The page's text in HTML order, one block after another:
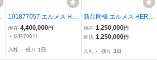
101877057 エルメス HE
RMES バーキン セリエ 2
5 Y刻印 グリエタン シル
バッグ レディース 2020
現在 4,400,000円
＋送料700円
入札 - 残り 1日
新品同様 エルメス HERM
ES メドール 27 トゴ ブラ
ック 2way ハンド ショル
ー 金具 Meor Bag 903159
現在 1,250,000円
即決 1,250,000円
入札 - 残り 3日